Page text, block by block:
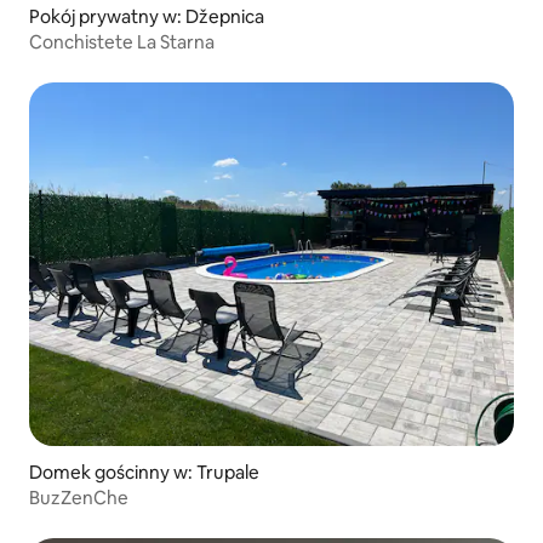
Pokój prywatny w: Džepnica
Conchistete La Starna
Domek gościnny w: Trupale
BuzZenChe